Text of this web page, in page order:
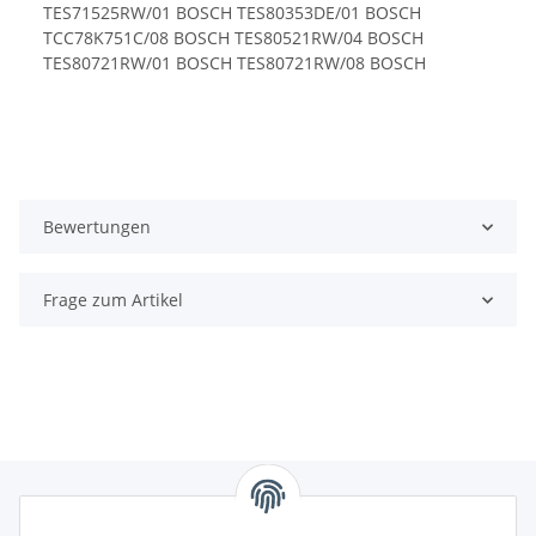
Bewertungen
Frage zum Artikel